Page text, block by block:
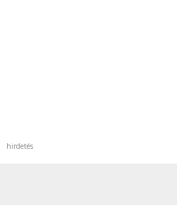
hirdetés